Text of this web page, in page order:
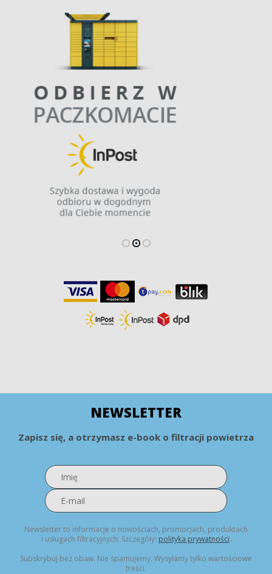
NEWSLETTER
Zapisz się, a otrzymasz e-book o filtracji powietrza
Newsletter to informacje o nowościach, promocjach, produktach
i usługach filtracyjnych. Szczegóły: polityka prywatności.
Subskrybuj bez obaw. Nie spamujemy. Wysyłamy tylko wartościowe
treści.